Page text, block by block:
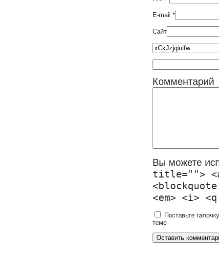
E-mail *
Сайт
Комментарий
Вы можете
title="">
<em> <i>
Поставьте
теме